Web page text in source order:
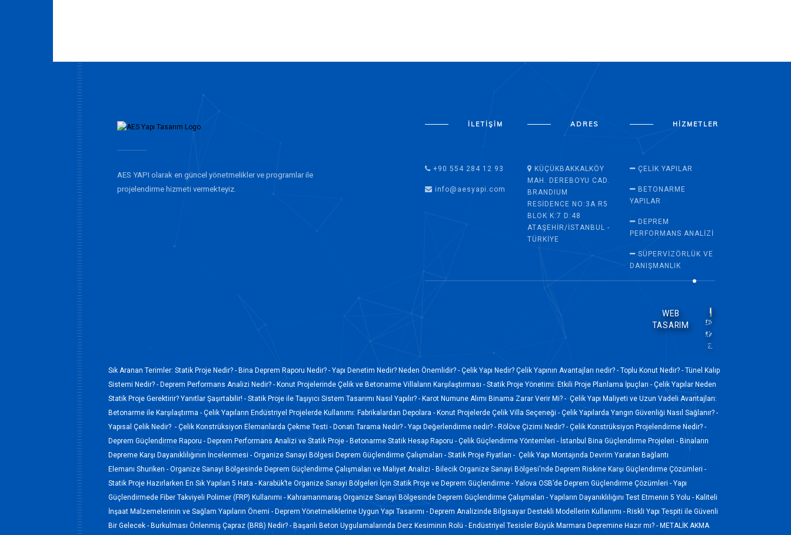
AES YAPI olarak en güncel yönetmelikler ve programlar ile
projelendirme hizmeti vermekteyiz.
İLETIŞIM
+90 554 284 12 93
info@aesyapi.com
ADRES
KÜÇÜKBAKKALKÖY
MAH. DEREBOYU CAD.
BRANDIUM
RESIDENCE NO:3A R5
BLOK K:7 D:48
ATAŞEHIR/İSTANBUL -
TÜRKIYE
HIZMETLER
ÇELIK YAPILAR
BETONARME
YAPILAR
DEPREM
PERFORMANS ANALIZI
SÜPERVİZÖRLÜK VE
DANIŞMANLIK
WEB
TASARIM
Sık Aranan Terimler:Statik Proje Nedir? - Bina Deprem Raporu Nedir? -Yapı Denetim Nedir? Neden Önemlidir? -Çelik Yapı Nedir? Çelik Yapının Avantajları nedir? -Toplu Konut Nedir? -Tünel Kalıp
Sistemi Nedir? - Deprem Performans Analizi Nedir? - Konut Projelerinde Çelik ve Betonarme Villaların Karşılaştırması -Statik Proje Yönetimi: Etkili Proje Planlama İpuçları -Çelik Yapılar Neden
Statik Proje Gerektirir? Yanıtlar Şaşırtabilir! -Statik Proje ile Taşıyıcı Sistem Tasarımı Nasıl Yapılır? - Karot Numune Alımı Binama Zarar Verir Mi? - Çelik Yapı Maliyeti ve Uzun Vadeli Avantajları:
Betonarme ile Karşılaştırma -Çelik Yapıların Endüstriyel Projelerde Kullanımı: Fabrikalardan Depolara - Konut Projelerde Çelik Villa Seçeneği -Çelik Yapılarda Yangın Güvenliği Nasıl Sağlanır? -
Yapısal Çelik Nedir? -Çelik Konstrüksiyon Elemanlarda Çekme Testi - Donatı Tarama Nedir? -Yapı Değerlendirme nedir? - Rölöve Çizimi Nedir? -Çelik Konstrüksiyon Projelendirme Nedir? -
Deprem Güçlendirme Raporu - Deprem Performans Analizi ve Statik Proje - Betonarme Statik Hesap Raporu -Çelik Güçlendirme Yöntemleri - İstanbul Bina Güçlendirme Projeleri - Binaların
Depreme Karşı Dayanıklılığının İncelenmesi -Organize Sanayi Bölgesi Deprem Güçlendirme Çalışmaları -Statik Proje Fiyatları - Çelik Yapı Montajında Devrim Yaratan Bağlantı
Elemanı Shuriken -Organize Sanayi Bölgesinde Deprem Güçlendirme Çalışmaları ve Maliyet Analizi - Bilecik Organize Sanayi Bölgesi'nde Deprem Riskine Karşı Güçlendirme Çözümleri -
Statik Proje Hazırlarken En Sık Yapılan 5 Hata - Karabük’te Organize Sanayi Bölgeleri İçin Statik Proje ve Deprem Güçlendirme -Yalova OSB’de Deprem Güçlendirme Çözümleri -Yapı
Güçlendirmede Fiber Takviyeli Polimer (FRP) Kullanımı - Kahramanmaraş Organize Sanayi Bölgesinde Deprem Güçlendirme Çalışmaları -Yapıların Dayanıklılığını Test Etmenin 5 Yolu - Kaliteli
İnşaat Malzemelerinin ve Sağlam Yapıların Önemi - Deprem Yönetmeliklerine Uygun Yapı Tasarımı - Deprem Analizinde Bilgisayar Destekli Modellerin Kullanımı - Riskli Yapı Tespiti ile Güvenli
Bir Gelecek - Burkulması Önlenmiş Çapraz (BRB) Nedir? - Başarılı Beton Uygulamalarında Derz Kesiminin Rolü - Endüstriyel Tesisler Büyük Marmara Depremine Hazır mı? - METALİK AKMA